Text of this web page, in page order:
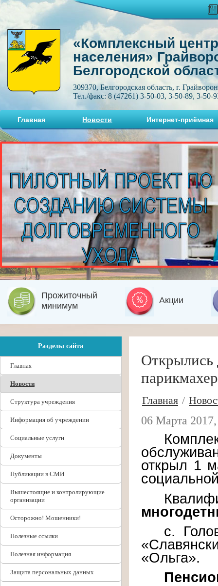
«Комплексный
населения»
Белгородской
309370, Белгородская область, г.
Тел./факс: 8 (47261) 3-50-03, 3-50-89, 3-50-
Главная Новости Интернет-приёмная
Прожиточный
минимум
Акции
Разделы сайта
Главная
Новости
Структура учреждения
Информация об учреждении
Социальные услуги
Документы
Публикации в СМИ
Вышестоящие и контролирующие
организации
Осторожно! Мошенники!
Полезные ссылки
Полезная информация
Защита персональных данных
Открылись
Главная /
06 Марта
открыл 1
с.
«Ольга».